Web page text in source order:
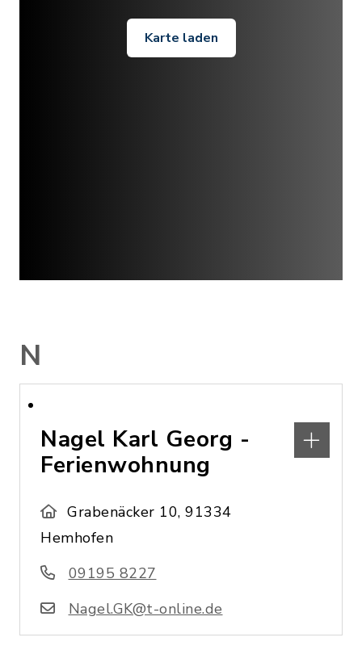
Karte laden
N
Nagel Karl Georg -
Ferienwohnung
Grabenäcker 10, 91334
Hemhofen
09195 8227
Nagel.GK@t-online.de